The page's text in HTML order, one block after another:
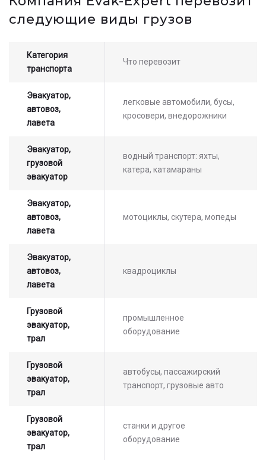
следующие виды грузов
Категория
транспорта
Что перевозит
Эвакуатор,
автовоз,
лавета
легковые автомобили, бусы,
кросовери, внедорожники
Эвакуатор,
грузовой
эвакуатор
водный транспорт: яхты,
катера, катамараны
Эвакуатор,
автовоз,
лавета
мотоциклы, скутера, мопеды
Эвакуатор,
автовоз,
лавета
квадроциклы
Грузовой
эвакуатор,
трал
промышленное
оборудование
Грузовой
эвакуатор,
трал
автобусы, пассажирский
транспорт, грузовые авто
Грузовой
эвакуатор,
трал
станки и другое
оборудование
стоимости услуг с нашим
оператором